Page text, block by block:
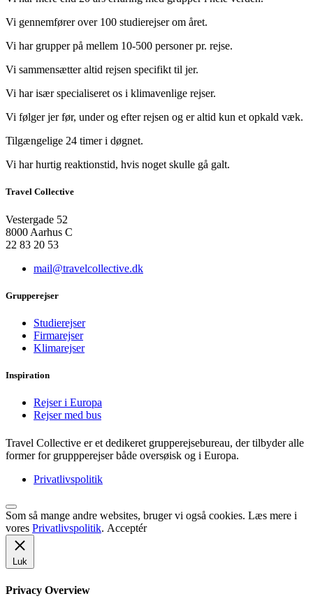
Vi gennemfører over 100 studierejser om året.
Vi har grupper på mellem 10-500 personer pr. rejse.
Vi sammensætter altid rejsen specifikt til jer.
Vi har især specialiseret os i klimavenlige rejser.
Vi følger jer før, under og efter rejsen og er altid kun et opkald væk.
Tilgængelige 24 timer i døgnet.
Vi har hurtig reaktionstid, hvis noget skulle gå galt.
Travel Collective
Vestergade 52
8000 Aarhus C
22 83 20 53
mail@travelcollective.dk
Grupperejser
Studierejser
Firmarejser
Klimarejser
Inspiration
Rejser i Europa
Rejser med bus
Travel Collective er et dedikeret grupperejsebureau, der tilbyder alle
former for gruppperejser både oversøisk og i Europa.
Privatlivspolitik
Som så mange andre websites, bruger vi også cookies. Læs mere i
vores Privatlivspolitik. Acceptér
Luk
Privacy Overview